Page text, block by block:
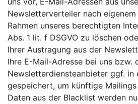
Newsletterverteiler nach eigenem
Rahmen unseres berechtigten
Abs. 1 lit. f DSGVO zu löschen
Ihrer Austragung aus der
Ihre E-Mail-Adresse bei uns bzw.
Newsletterdiensteanbieter ggf. in
gespeichert, um künftige
Daten aus der Blacklist werden